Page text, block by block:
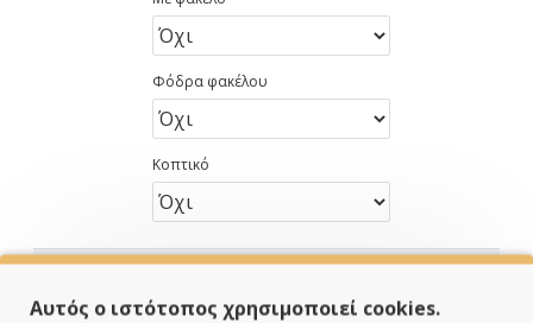
Φόδρα φακέλου
Κοπτικό
Αυτός ο ιστότοπος χρησιμοποιεί cookies.